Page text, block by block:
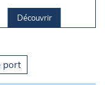
Découvrir
port